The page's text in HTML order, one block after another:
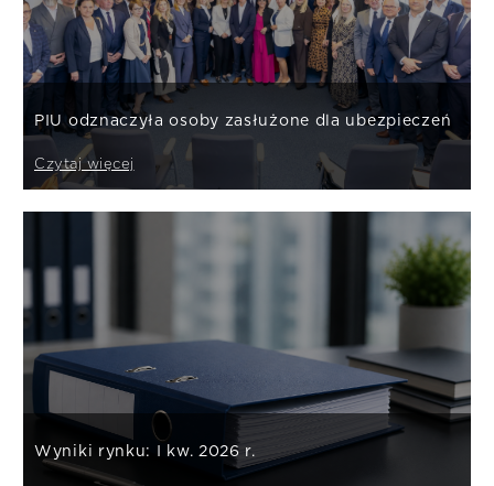
PIU odznaczyła osoby zasłużone dla ubezpieczeń
Czytaj więcej
Wyniki rynku: I kw. 2026 r.